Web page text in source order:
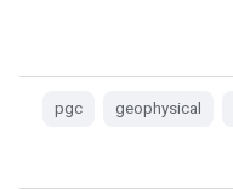
geophysical
pgc